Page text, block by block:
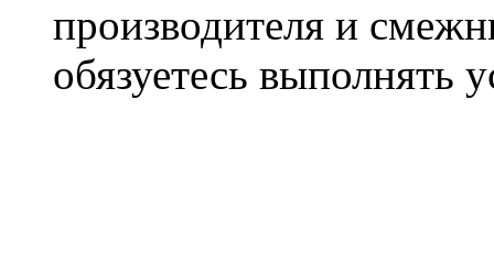
производителя и
обязуетесь выполнять